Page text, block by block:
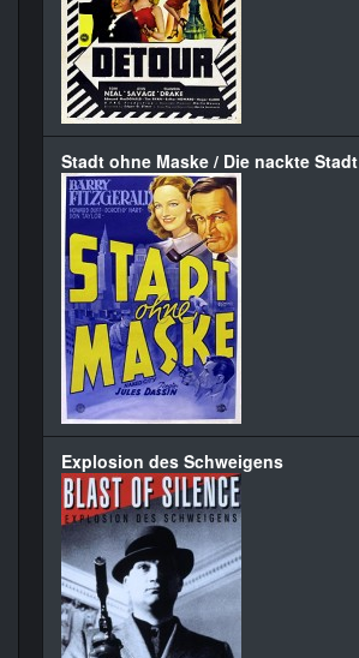
Stadt ohne Maske / Die nackte Stadt
Explosion des Schweigens